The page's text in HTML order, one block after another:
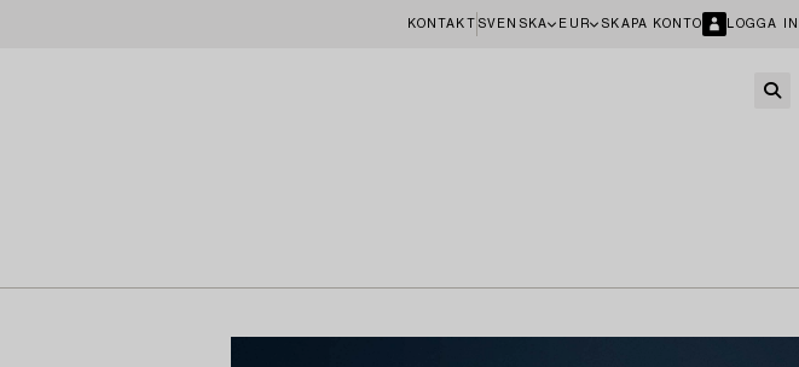
KONTAKT SVENSKA EUR SKAPA KONTO LOGGA IN